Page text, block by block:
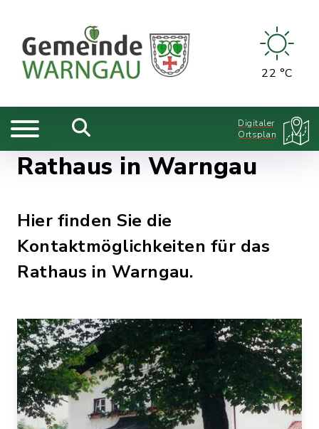
22 °C
Digitaler
Ortsplan
Rathaus in Warngau
Hier finden Sie die
Kontaktmöglichkeiten für das
Rathaus in Warngau.